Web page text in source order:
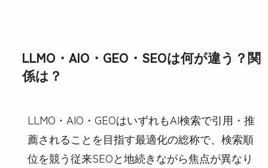
LLMO・AIO・GEO・SEOは何が違う？関
係は？
LLMO・AIO・GEOはいずれもAI検索で引用・推
薦されることを目指す最適化の総称で、検索順
位を競う従来SEOと地続きながら焦点が異なり